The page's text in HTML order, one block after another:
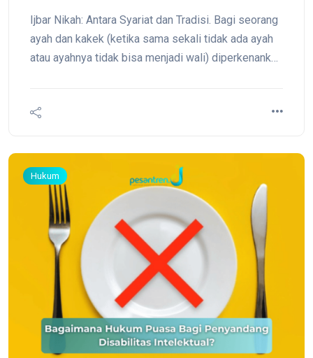
Ijbar Nikah: Antara Syariat dan Tradisi. Bagi seorang
ayah dan kakek (ketika sama sekali tidak ada ayah
atau ayahnya tidak bisa menjadi wali) diperkenankan
Hukum